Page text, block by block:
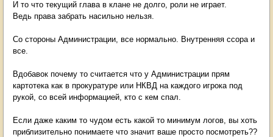
И то что текущий глава в клане не долго, роли не играет.
Ведь права забрать насильно нельзя.
Со стороны Администрации, все нормально. Внутренняя ссора и
все.
Вдобавок почему то считается что у Администрации прям
картотека как в прокуратуре или НКВД на каждого игрока под
рукой, со всей информацией, кто с кем спал.
Если даже каким то чудом есть какой то минимум логов, вы хоть
приблизительно понимаете что значит ваше просто посмотреть??